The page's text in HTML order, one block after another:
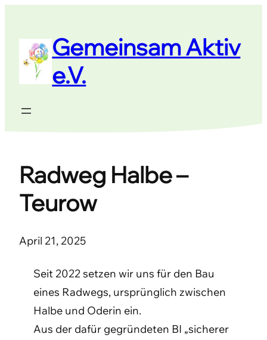
springen Gemeinsam Aktiv
e.V.
Radweg Halbe –
Teurow
April 21, 2025
Seit 2022 setzen wir uns für den Bau
eines Radwegs, ursprünglich zwischen
Halbe und Oderin ein.
Aus der dafür gegründeten BI „sicherer